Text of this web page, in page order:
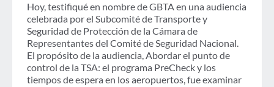
Hoy, testifiqué en nombre de GBTA en una audiencia
celebrada por el Subcomité de Transporte y
Seguridad de Protección de la Cámara de
Representantes del Comité de Seguridad Nacional.
El propósito de la audiencia, Abordar el punto de
control de la TSA: el programa PreCheck y los
tiempos de espera en los aeropuertos, fue examinar